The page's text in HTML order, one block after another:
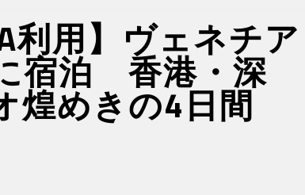
利用】ヴェネチア
宿泊 香港・深
煌めきの4日間